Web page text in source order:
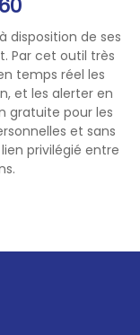
disposition de ses
Par cet outil très
temps réel les
et les alerter en
gratuite pour les
et sans
privilégié entre
(y
à